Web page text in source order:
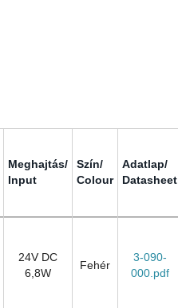
Meghajtás/
Input
Szín/
Colour
Adatlap/
Datasheet
24V DC
6,8W
Fehér
3-090-
000.pdf